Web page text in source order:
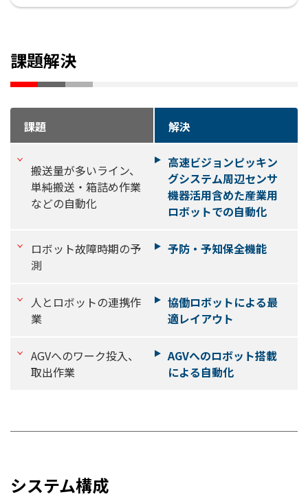
課題解決
課題 解決
搬送量が多いライン、
単純搬送・箱詰め作業
などの自動化
高速ビジョンピッキン
グシステム周辺センサ
機器活用含めた産業用
ロボットでの自動化
ロボット故障時期の予
測
予防・予知保全機能
人とロボットの連携作
業
協働ロボットによる最
適レイアウト
AGVへのワーク投入、
取出作業
AGVへのロボット搭載
による自動化
システム構成